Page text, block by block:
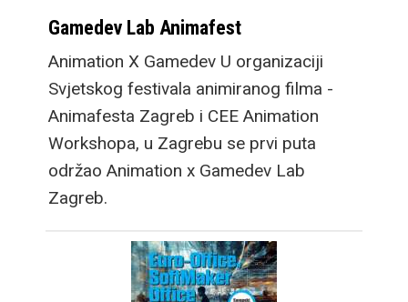
Gamedev Lab Animafest
Animation X Gamedev U organizaciji
Svjetskog festivala animiranog filma -
Animafesta Zagreb i CEE Animation
Workshopa, u Zagrebu se prvi puta
održao Animation x Gamedev Lab
Zagreb.